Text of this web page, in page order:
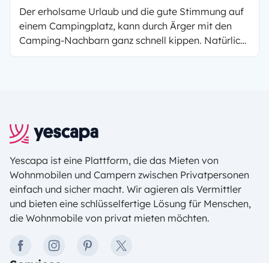
Der erholsame Urlaub und die gute Stimmung auf
einem Campingplatz, kann durch Ärger mit den
Camping-Nachbarn ganz schnell kippen. Natürlich
gibt es auf jedem Campingplatz eigene Regeln
Yescapa ist eine Plattform, die das Mieten von
Wohnmobilen und Campern zwischen Privatpersonen
einfach und sicher macht. Wir agieren als Vermittler
und bieten eine schlüsselfertige Lösung für Menschen,
die Wohnmobile von privat mieten möchten.
facebookinstagrampinteresttwitter